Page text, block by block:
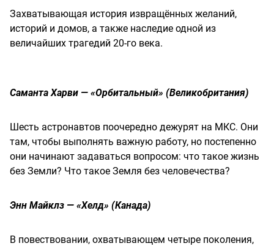
Захватывающая история извращённых желаний,
историй и домов, а также наследие одной из
величайших трагедий 20-го века.
Саманта Харви — «Орбитальный» (Великобритания)
Шесть астронавтов поочередно дежурят на МКС. Они
там, чтобы выполнять важную работу, но постепенно
они начинают задаваться вопросом: что такое жизнь
без Земли? Что такое Земля без человечества?
Энн Майклз — «Хелд» (Канада)
В повествовании, охватывающем четыре поколения,